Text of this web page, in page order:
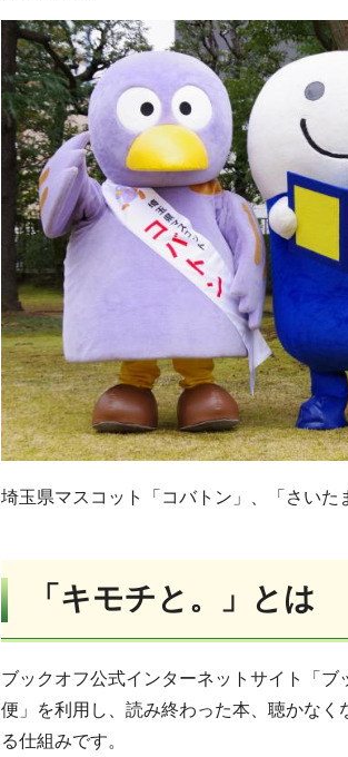
埼玉県マスコット「コバトン」、「さいた
「キモチと。」とは
ブックオフ公式インターネットサイト「
便」を利用し、読み終わった本、聴かな
る仕組みです。